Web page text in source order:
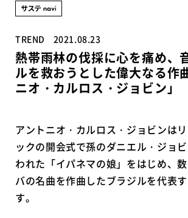
TREND 2021.08.23
熱帯雨林の伐採に心を痛め、
ルを救おうとした偉大なる作
ニオ・カルロス・ジョビン」
アントニオ・カルロス・ジョビンは
ックの開会式で孫のダニエル・ジョ
われた「イパネマの娘」をはじめ、
バの名曲を作曲したブラジルを代表
す。